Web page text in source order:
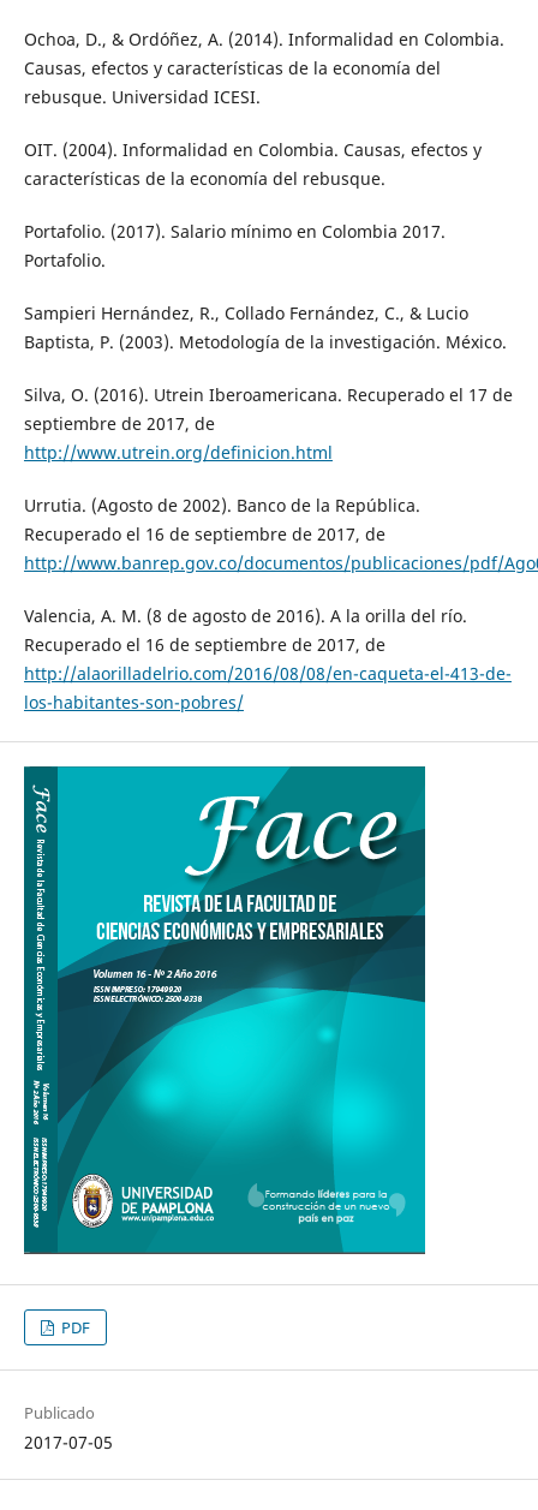
Ochoa, D., & Ordóñez, A. (2014). Informalidad en Colombia.
Causas, efectos y características de la economía del
rebusque. Universidad ICESI.
OIT. (2004). Informalidad en Colombia. Causas, efectos y
características de la economía del rebusque.
Portafolio. (2017). Salario mínimo en Colombia 2017.
Portafolio.
Sampieri Hernández, R., Collado Fernández, C., & Lucio
Baptista, P. (2003). Metodología de la investigación. México.
Silva, O. (2016). Utrein Iberoamericana. Recuperado el 17 de
septiembre de 2017, de
http://www.utrein.org/definicion.html
Urrutia. (Agosto de 2002). Banco de la República.
Recuperado el 16 de septiembre de 2017, de
http://www.banrep.gov.co/documentos/publicaciones/pdf/
Valencia, A. M. (8 de agosto de 2016). A la orilla del río.
Recuperado el 16 de septiembre de 2017, de
http://alaorilladelrio.com/2016/08/08/en-caqueta-el-413-de-
los-habitantes-son-pobres/
PDF
Publicado
2017-07-05